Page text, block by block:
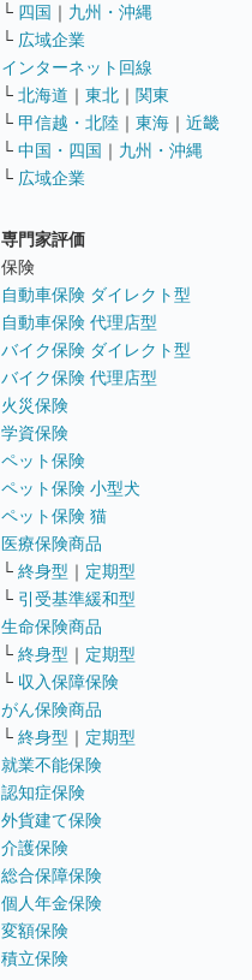
└ 四国 ｜ 九州・沖縄
└ 広域企業
インターネット回線
└ 北海道 ｜ 東北 ｜ 関東
└ 甲信越・北陸 ｜ 東海 ｜ 近畿
└ 中国・四国 ｜ 九州・沖縄
└ 広域企業
専門家評価
保険
自動車保険 ダイレクト型
自動車保険 代理店型
バイク保険 ダイレクト型
バイク保険 代理店型
火災保険
学資保険
ペット保険
ペット保険 小型犬
ペット保険 猫
医療保険商品
└ 終身型 ｜ 定期型
└ 引受基準緩和型
生命保険商品
└ 終身型 ｜ 定期型
└ 収入保障保険
がん保険商品
└ 終身型 ｜ 定期型
就業不能保険
認知症保険
外貨建て保険
介護保険
総合保障保険
個人年金保険
変額保険
積立保険